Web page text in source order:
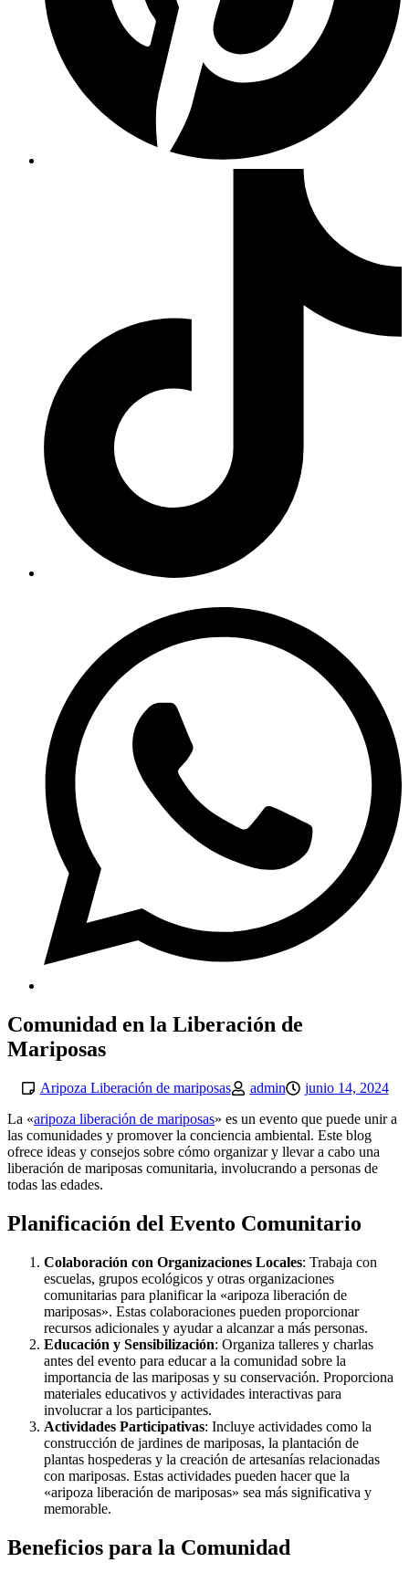
Comunidad en la Liberación de
Mariposas
Aripoza Liberación de mariposas admin
junio 14, 2024
La «aripoza liberación de mariposas» es un evento que puede unir a
las comunidades y promover la conciencia ambiental. Este blog
ofrece ideas y consejos sobre cómo organizar y llevar a cabo una
liberación de mariposas comunitaria, involucrando a personas de
todas las edades.
Planificación del Evento Comunitario
Colaboración con Organizaciones Locales: Trabaja con
escuelas, grupos ecológicos y otras organizaciones
comunitarias para planificar la «aripoza liberación de
mariposas». Estas colaboraciones pueden proporcionar
recursos adicionales y ayudar a alcanzar a más personas.
Educación y Sensibilización: Organiza talleres y charlas
antes del evento para educar a la comunidad sobre la
importancia de las mariposas y su conservación. Proporciona
materiales educativos y actividades interactivas para
involucrar a los participantes.
Actividades Participativas: Incluye actividades como la
construcción de jardines de mariposas, la plantación de
plantas hospederas y la creación de artesanías relacionadas
con mariposas. Estas actividades pueden hacer que la
«aripoza liberación de mariposas» sea más significativa y
memorable.
Beneficios para la Comunidad